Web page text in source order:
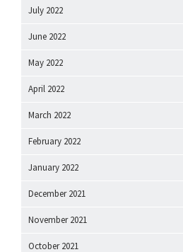
July 2022
June 2022
May 2022
April 2022
March 2022
February 2022
January 2022
December 2021
November 2021
October 2021